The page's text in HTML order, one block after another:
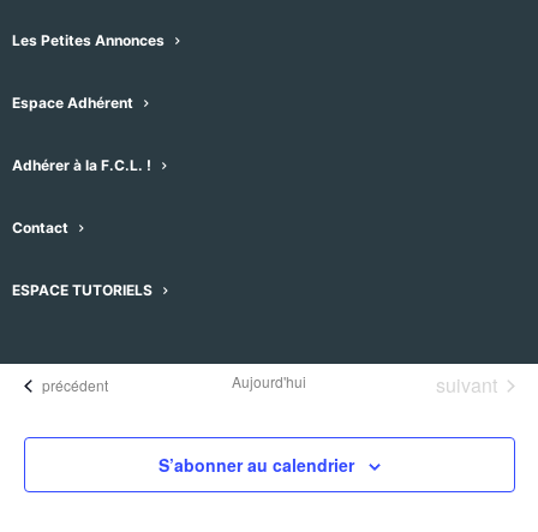
Les Petites Annonces
Espace Adhérent
Adhérer à la F.C.L. !
Contact
ESPACE TUTORIELS
Aucun résultat trouvé.
À venir
uneÉvènements
précédent Aujourd'hui suivant
S’abonner au calendrier